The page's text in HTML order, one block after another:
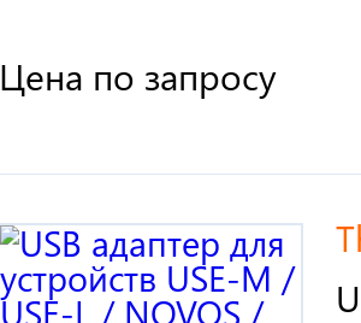
Цена по запросу